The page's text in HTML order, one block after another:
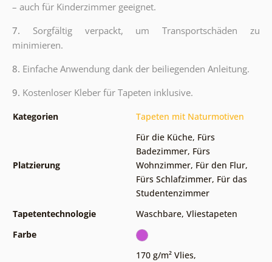
– auch für Kinderzimmer geeignet.
7. Sorgfältig verpackt, um Transportschäden zu
minimieren.
8. Einfache Anwendung dank der beiliegenden Anleitung.
9. Kostenloser Kleber für Tapeten inklusive.
Kategorien Tapeten mit Naturmotiven
Platzierung
Für die Küche, Fürs
Badezimmer, Fürs
Wohnzimmer, Für den Flur,
Fürs Schlafzimmer, Für das
Studentenzimmer
Tapetentechnologie
Waschbare, Vliestapeten
Farbe
170 g/m² Vlies,